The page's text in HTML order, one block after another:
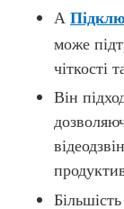
А
може
чіткості
Він